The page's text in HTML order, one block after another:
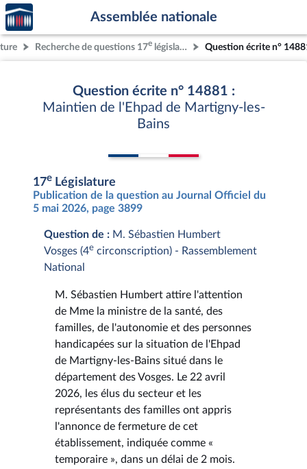
Aller au contenu
Aller en bas de la page
Accèder
à la
page
d'accueil
Assemblée nationale
Recherche de questions 17e législature Question écrite n°
Question écrite n° 14881 :
Maintien de l'Ehpad de Martigny-les-
Bains
17e Législature
Publication de la question au Journal Officiel du
5 mai 2026, page 3899
Question de : M. Sébastien Humbert
Vosges (4e circonscription) - Rassemblement
National
M. Sébastien Humbert attire l'attention
de Mme la ministre de la santé, des
familles, de l'autonomie et des personnes
handicapées sur la situation de l'Ehpad
de Martigny-les-Bains situé dans le
département des Vosges. Le 22 avril
2026, les élus du secteur et les
représentants des familles ont appris
l'annonce de fermeture de cet
établissement, indiquée comme «
temporaire », dans un délai de 2 mois.